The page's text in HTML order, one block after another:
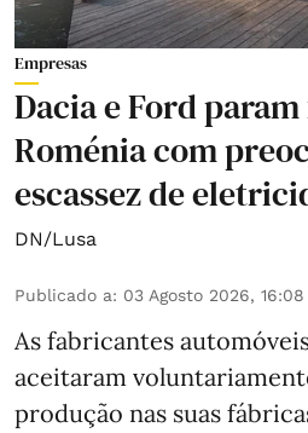
Empresas
Dacia e Ford
Roménia com
escassez de
DN/Lusa
Publicado a: 03 Agosto 2026, 16:08
As fabricantes
aceitaram
produção nas suas